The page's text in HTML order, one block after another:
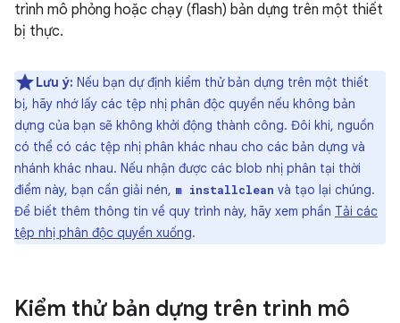
trình mô phỏng hoặc chạy (flash) bản dựng trên một thiết
bị thực.
Lưu ý: Nếu bạn dự định kiểm thử bản dựng trên một thiết
bị, hãy nhớ lấy các tệp nhị phân độc quyền nếu không bản
dựng của bạn sẽ không khởi động thành công. Đôi khi, nguồn
có thể có các tệp nhị phân khác nhau cho các bản dựng và
nhánh khác nhau. Nếu nhận được các blob nhị phân tại thời
điểm này, bạn cần giải nén, m installclean và tạo lại chúng.
Để biết thêm thông tin về quy trình này, hãy xem phần Tải các
tệp nhị phân độc quyền xuống.
Kiểm thử bản dựng trên trình mô